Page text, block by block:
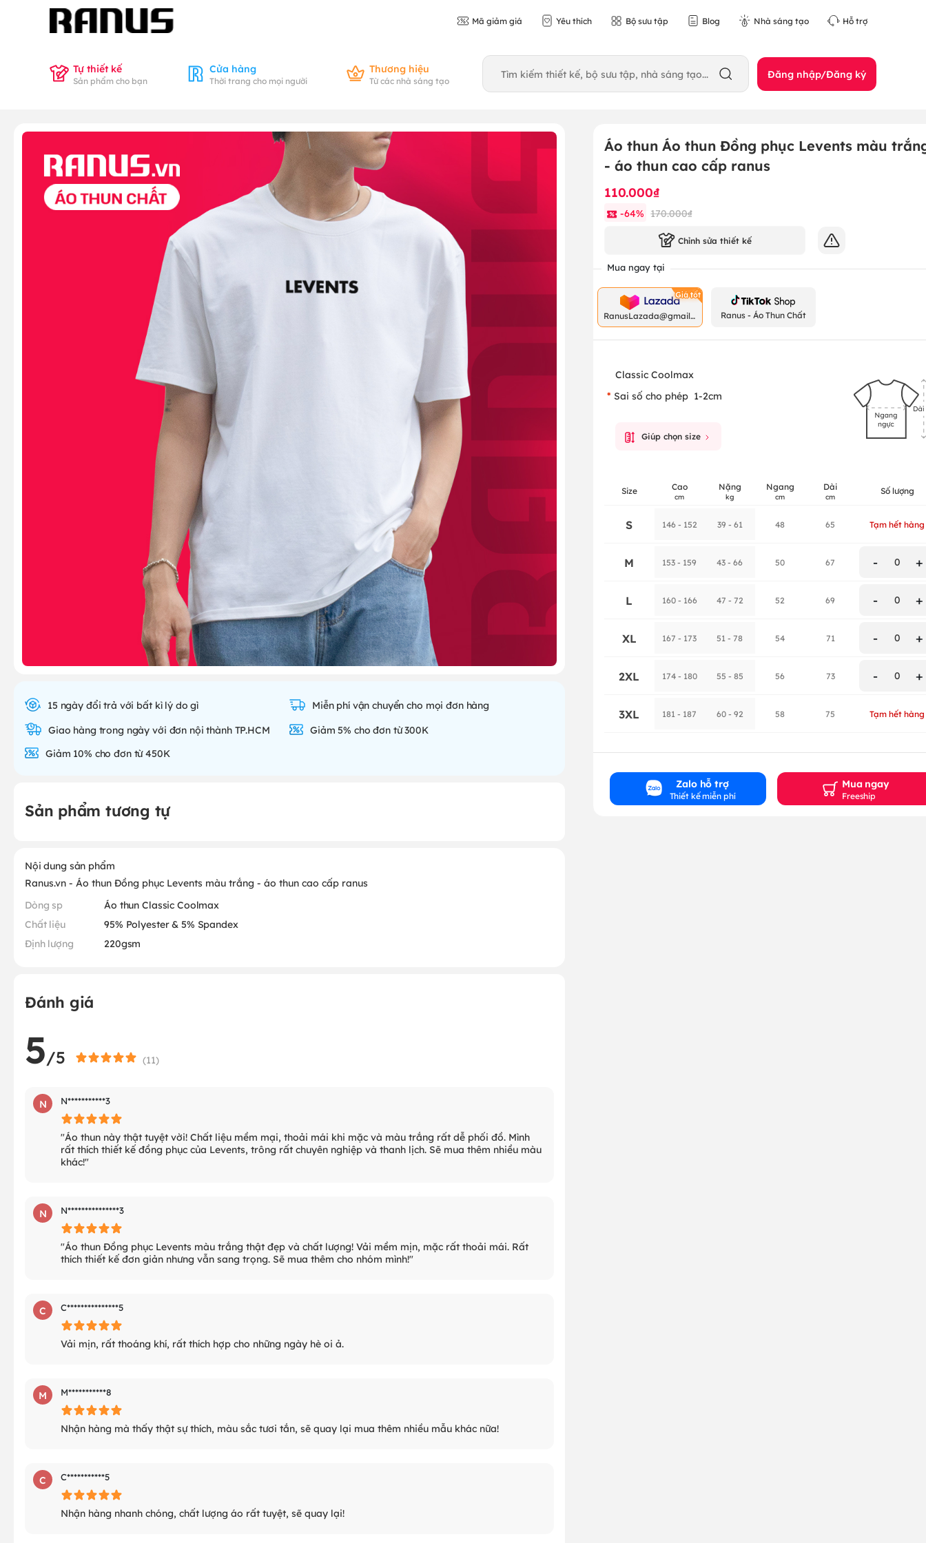
Mã giảm giá Yêu thích Bộ sưu tập Blog Nhà sáng tạo Hỗ trợ
Tự thiết kế
Sản phẩm cho bạn
Cửa hàng
Thời trang cho mọi người
Thương hiệu
Từ các nhà sáng tạo Đăng nhập/Đăng ký
15 ngày đổi trả với bất kì lý do gì
Miễn phí vận chuyển cho mọi đơn hàng
Giao hàng trong ngày với đơn nội thành TP.HCM
Giảm 5% cho đơn từ 300K
Giảm 10% cho đơn từ 450K
Sản phẩm tương tự
Nội dung sản phẩm
Ranus.vn - Áo thun Đồng phục Levents màu trắng - áo thun cao cấp ranus
Dòng sp
Áo thun Classic Coolmax
Chất liệu
95% Polyester & 5% Spandex
Định lượng
220gsm
Đánh giá
5/5 (11)
N N***********3
"Áo thun này thật tuyệt vời! Chất liệu mềm mại, thoải mái khi mặc và màu trắng rất dễ phối đồ. Mình
rất thích thiết kế đồng phục của Levents, trông rất chuyên nghiệp và thanh lịch. Sẽ mua thêm nhiều màu
khác!"
N N***************3
"Áo thun Đồng phục Levents màu trắng thật đẹp và chất lượng! Vải mềm mịn, mặc rất thoải mái. Rất
thích thiết kế đơn giản nhưng vẫn sang trọng. Sẽ mua thêm cho nhóm mình!"
C C***************5
Vải mịn, rất thoáng khí, rất thích hợp cho những ngày hè oi ả.
M M***********8
Nhận hàng mà thấy thật sự thích, màu sắc tươi tắn, sẽ quay lại mua thêm nhiều mẫu khác nữa!
C C***********5
Nhận hàng nhanh chóng, chất lượng áo rất tuyệt, sẽ quay lại!
Áo thun Áo thun Đồng phục Levents màu
- áo thun cao cấp ranus
110.000₫
-64% 170.000₫
Chỉnh sửa thiết kế
Mua ngay tại
RanusLazada@gmail.
com
Ranus - Áo Thun Chất
Classic Coolmax
Sai số cho phép 1-2cm
Giúp chọn size
Size Cao
cm
Nặng
kg
Ngang
cm
Dài
cm Số lượng
S 146 - 152 39 - 61 48 65 Tạm hết hàng
M 153 - 159 43 - 66 50 67 - 0 +
L 160 - 166 47 - 72 52 69 - 0 +
XL 167 - 173 51 - 78 54 71 - 0 +
2XL 174 - 180 55 - 85 56 73 - 0 +
3XL 181 - 187 60 - 92 58 75 Tạm hết hàng
Zalo hỗ trợ
Thiết kế miễn phí
Mua ngay
Freeship